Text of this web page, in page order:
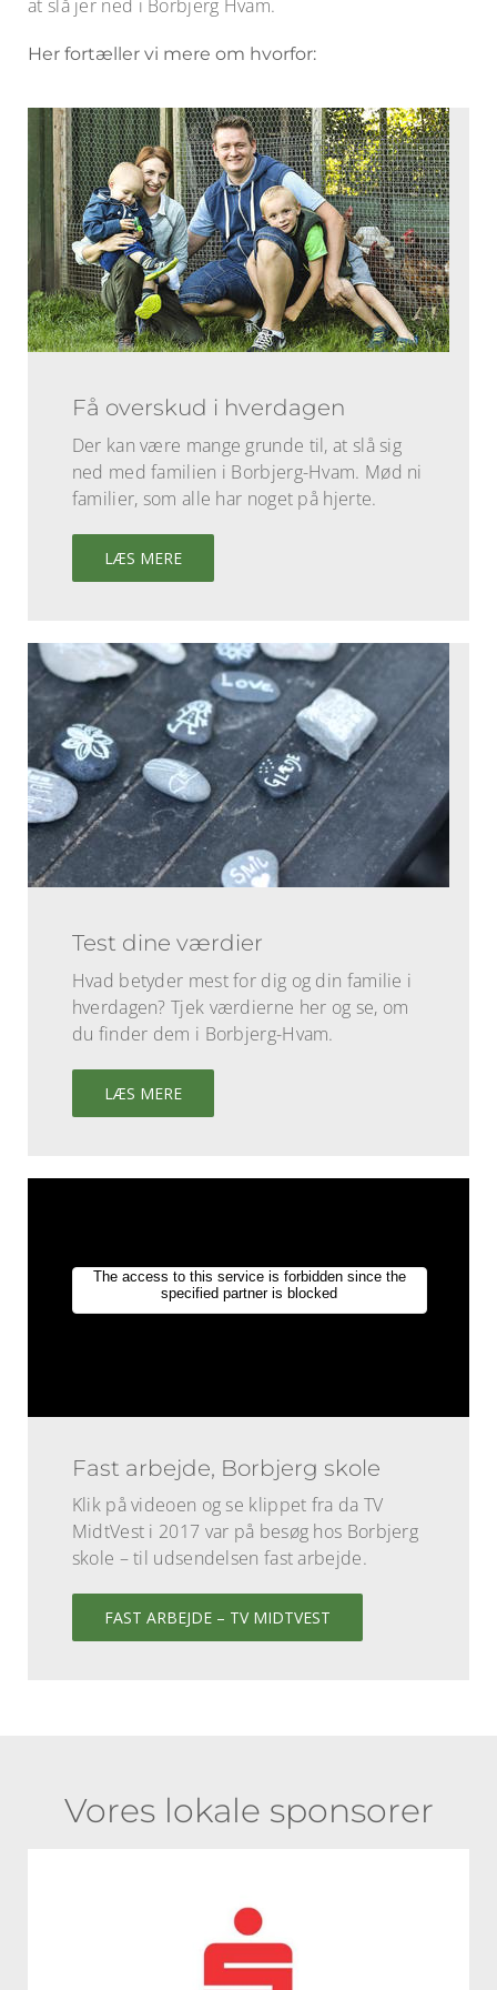
at slå jer ned i Borbjerg Hvam.
Her fortæller vi mere om hvorfor:
Få overskud i hverdagen
Der kan være mange grunde til, at slå sig
ned med familien i Borbjerg-Hvam. Mød ni
familier, som alle har noget på hjerte.
LÆS MERE
Test dine værdier
Hvad betyder mest for dig og din familie i
hverdagen? Tjek værdierne her og se, om
du finder dem i Borbjerg-Hvam.
LÆS MERE
Fast arbejde, Borbjerg skole
Klik på videoen og se klippet fra da TV
MidtVest i 2017 var på besøg hos Borbjerg
skole – til udsendelsen fast arbejde.
FAST ARBEJDE – TV MIDTVEST
Vores lokale sponsorer